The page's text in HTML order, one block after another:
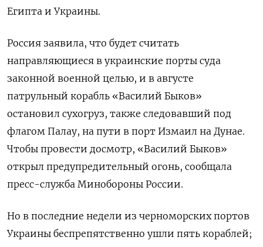
Египта и Украины.
Россия заявила, что будет считать
направляющиеся в украинские порты суда
законной военной целью, и в августе
патрульный корабль «Василий Быков»
остановил сухогруз, также следовавший под
флагом Палау, на пути в порт Измаил на Дунае.
Чтобы провести досмотр, «Василий Быков»
открыл предупредительный огонь, сообщала
пресс-служба Минобороны России.
Но в последние недели из черноморских портов
Украины беспрепятственно ушли пять кораблей;